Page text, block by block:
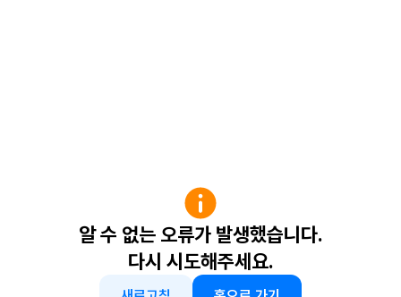
알 수 없는 오류가 발생했습니다.
다시 시도해주세요.